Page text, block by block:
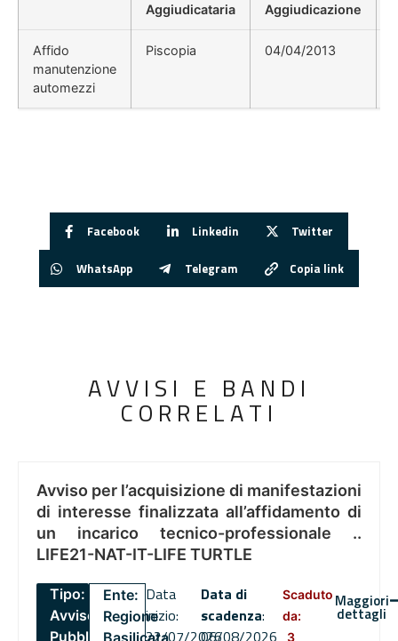
Aggiudicataria
Aggiudicazione
Affido
manutenzione
automezzi
Piscopia 04/04/2013
Facebook Linkedin Twitter
WhatsApp Telegram Copia link
AVVISI E BANDI
CORRELATI
Avviso per l’acquisizione di manifestazioni
di interesse finalizzata all’affidamento di
un incarico tecnico-professionale ..
LIFE21-NAT-IT-LIFE TURTLE
Tipo:
Avviso
Pubblico
Ente:
Regione
Data
inizio:
Data di
scadenza:
Scaduto
da:
3
Maggiori
dettagli